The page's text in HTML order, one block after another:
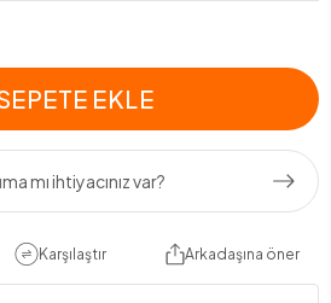
EKLE
mı ihtiyacınız var?
Karşılaştır Arkadaşına öner